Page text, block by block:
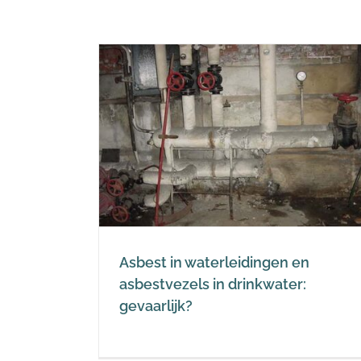
Asbest in waterleidingen en
asbestvezels in drinkwater:
gevaarlijk?